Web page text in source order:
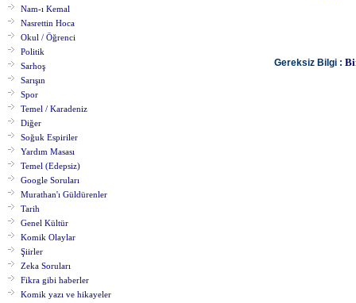
Nam-ı Kemal
Nasrettin Hoca
Okul / Öğrenci
Politik
Sarhoş
Sarışın
Spor
Temel / Karadeniz
Diğer
Soğuk Espiriler
Yardım Masası
Temel (Edepsiz)
Google Soruları
Murathan'ı Güldürenler
Tarih
Genel Kültür
Komik Olaylar
Şiirler
Zeka Soruları
Fikra gibi haberler
Komik yazı ve hikayeler
Gereksiz Bilgi :